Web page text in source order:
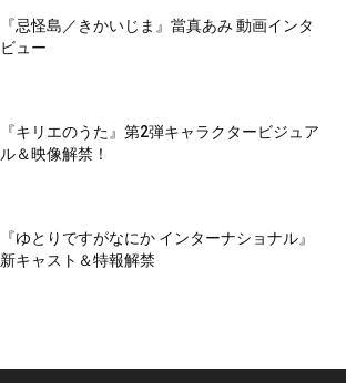
『忌怪島／きかいじま』當真あみ 動画インタ
ビュー
『キリエのうた』第2弾キャラクタービジュア
ル＆映像解禁！
『ゆとりですがなにか インターナショナル』
新キャスト＆特報解禁